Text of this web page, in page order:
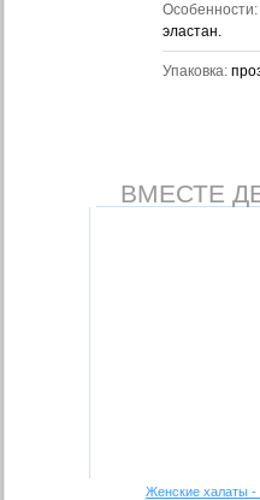
Особенности:
эластан.
Упаковка:
ВМЕСТЕ
Женские халаты